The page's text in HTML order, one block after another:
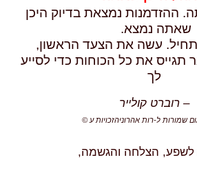
ההזדמנות נמצאת בדיוק היכן
שאתה נמצא.
עשה את הצעד הראשון,
תגייס את כל הכוחות כדי לסייע
לך
– רוברט קולייר
© הזכויות עשמורות ל-רות אהרוני
לשפע, הצלחה והגשמה,